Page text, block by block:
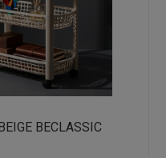
BECLASSIC